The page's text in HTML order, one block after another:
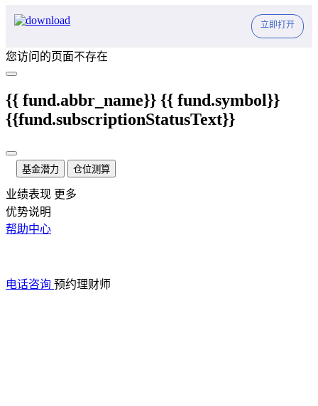
立即打开
您访问的页面不存在
{{ fund.abbr_name}} {{ fund.symbol}}
{{fund.subscriptionStatusText}}
基金潜力 仓位测算
业绩表现 更多
优势说明
帮助中心
电话咨询 预约理财师